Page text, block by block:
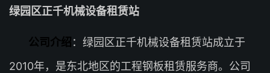
绿园区正千机械设备租赁站
公司介绍 ：绿园区正千机械设备租赁站成立于
2010年，是东北地区的工程钢板租赁服务商。公司